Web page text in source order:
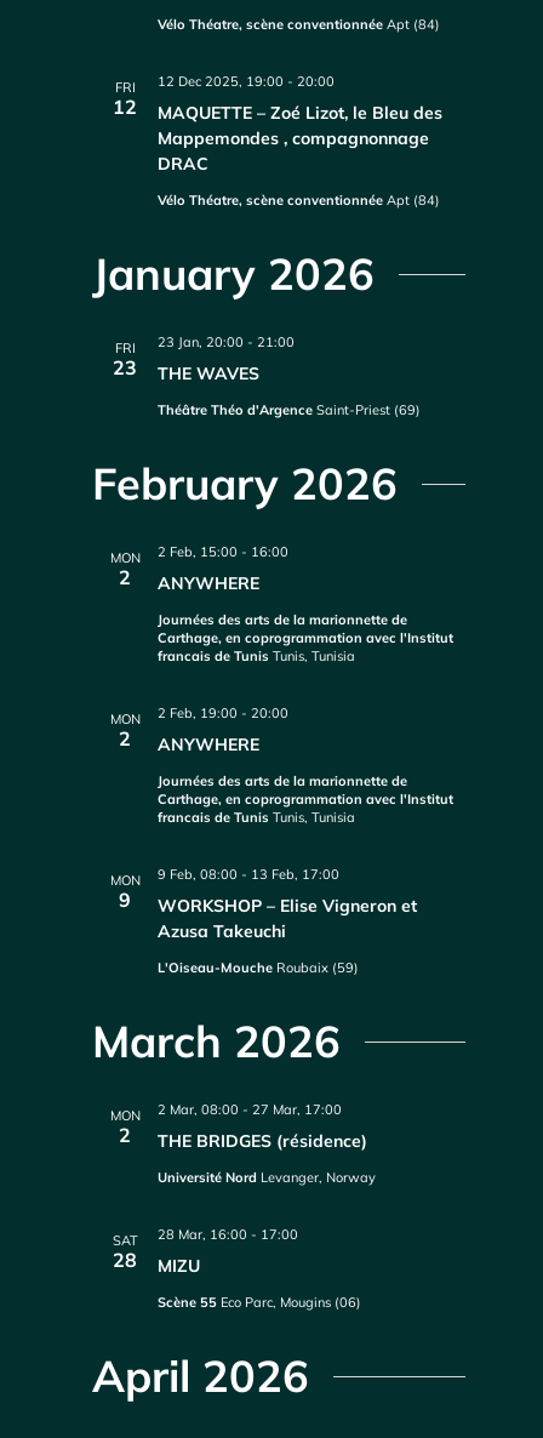
Vélo Théatre, scène conventionnéeApt (84)
FRI
12
MAQUETTE – Zoé Lizot, le Bleu des
Mappemondes , compagnonnage
DRAC
12 Dec 2025, 19:00 -20:00
Vélo Théatre, scène conventionnéeApt (84)
January 2026
FRI
23 THE WAVES
23 Jan, 20:00 -21:00
Théâtre Théo d'ArgenceSaint-Priest (69)
February 2026
MON
2 ANYWHERE
2 Feb, 15:00 - 16:00
Journées des arts de la marionnette de
Carthage, en coprogrammation avec l'Institut
francais de TunisTunis, Tunisia
MON
2 ANYWHERE
2 Feb, 19:00 -20:00
Journées des arts de la marionnette de
Carthage, en coprogrammation avec l'Institut
francais de TunisTunis, Tunisia
MON
9
WORKSHOP – Elise Vigneron et
Azusa Takeuchi
9 Feb, 08:00 - 13 Feb, 17:00
L'Oiseau-Mouche Roubaix (59)
March 2026
MON
2 THE BRIDGES (résidence)
2 Mar, 08:00 -27 Mar, 17:00
Université Nord Levanger, Norway
SAT
28 MIZU
28 Mar, 16:00 - 17:00
Scène 55 Eco Parc, Mougins (06)
April 2026